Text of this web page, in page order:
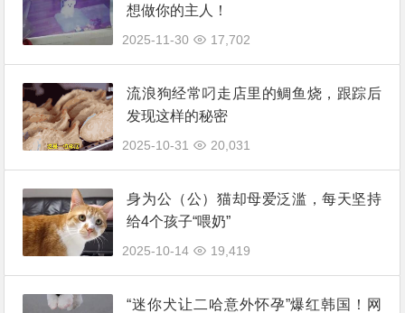
想做你的主人！
2025-11-30 17,702
流浪狗经常叼走店里的鲷鱼烧，跟踪后
发现这样的秘密
2025-10-31 20,031
身为公（公）猫却母爱泛滥，每天坚持
给4个孩子“喂奶”
2025-10-14 19,419
“迷你犬让二哈意外怀孕”爆红韩国！网